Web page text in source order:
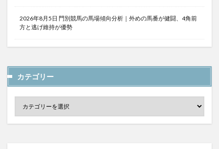
2026年8月5日 門別競馬の馬場傾向分析｜外めの馬番が健闘、4角前
方と逃げ維持が優勢
カテゴリー